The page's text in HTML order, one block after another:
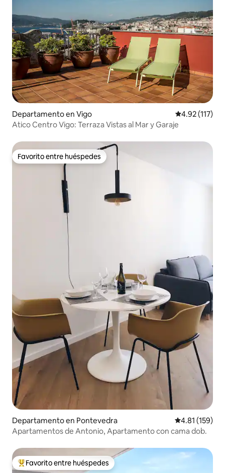
Departamento en Vigo Calificación
4.92 (117)
Atico Centro Vigo: Terraza Vistas al Mar y Garaje
Favorito entre huéspedes
Favorito entre huéspedes
Departamento en Pontevedra Calificación
4.81 (159)
Apartamentos de Antonio, Apartamento con cama dob.
De los mejores en Favorito entre huéspedes
Favorito entre huéspedes